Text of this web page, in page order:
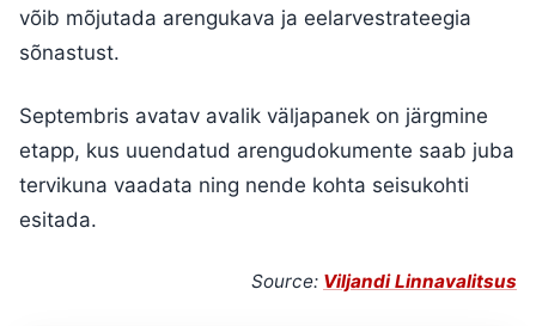
võib mõjutada arengukava ja eelarvestrateegia
sõnastust.
Septembris avatav avalik väljapanek on järgmine
etapp, kus uuendatud arengudokumente saab juba
tervikuna vaadata ning nende kohta seisukohti
esitada.
Source: Viljandi Linnavalitsus